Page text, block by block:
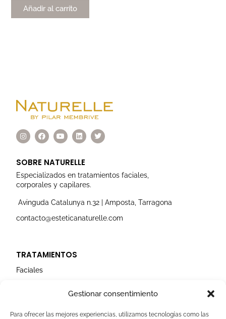
Gestionar consentimiento
Para ofrecer las mejores experiencias, utilizamos tecnologías como las
Añadir al carrito
I
n
a
g
r
a
m
F
a
b
o
o
k
Y
o
u
b
e
L
i
e
d
i
n
T
w
r
SOBRE NATURELLE
Especializados en tratamientos faciales,
corporales y capilares.
Avinguda Catalunya n.32 | Amposta, Tarragona
contacto@esteticanaturelle.com
TRATAMIENTOS
Faciales